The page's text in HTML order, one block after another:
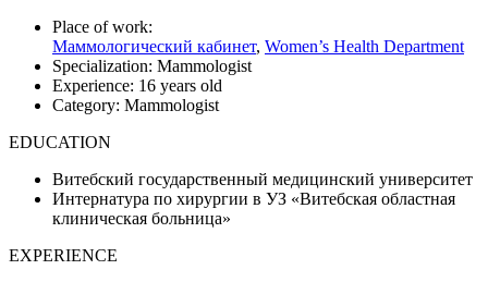
Place of work:
Маммологический кабинет, Women’s Health Department
Specialization: Mammologist
Experience: 16 years old
Category: Mammologist
EDUCATION
Витебский государственный медицинский университет
Интернатура по хирургии в УЗ «Витебская областная
клиническая больница»
EXPERIENCE